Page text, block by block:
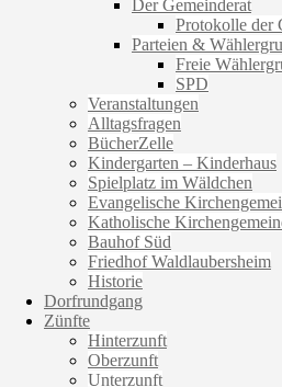
Der Gemeinderat
Protokolle der
Parteien &
Freie
SPD
Veranstaltungen
Alltagsfragen
BücherZelle
Kindergarten – Kinderhaus
Spielplatz im Wäldchen
Evangelische
Katholische
Bauhof Süd
Friedhof Waldlaubersheim
Historie
Dorfrundgang
Zünfte
Hinterzunft
Oberzunft
Unterzunft